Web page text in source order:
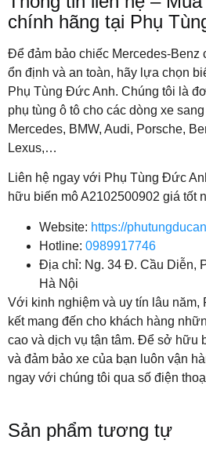
chính hãng tại Phụ
Để đảm bảo chiếc Mercedes-Benz
ổn định và an toàn, hãy lựa chọn
Phụ Tùng Đức Anh. Chúng tôi là
phụ tùng ô tô cho các dòng xe
Mercedes, BMW, Audi, Porsche,
Lexus,…
Liên hệ ngay với Phụ Tùng Đức
hữu biến mô A2102500902 giá tốt
Website: https://
Hotline: 0989917746
Địa chỉ: Ng. 34 Đ. Cầu Diễn,
Hà Nội
Với kinh nghiệm và uy tín lâu
kết mang đến cho khách hàng
cao và dịch vụ tận tâm. Để sở hữu
và đảm bảo xe của bạn luôn vận
ngay với chúng tôi qua số điện
Sản phẩm tương tự